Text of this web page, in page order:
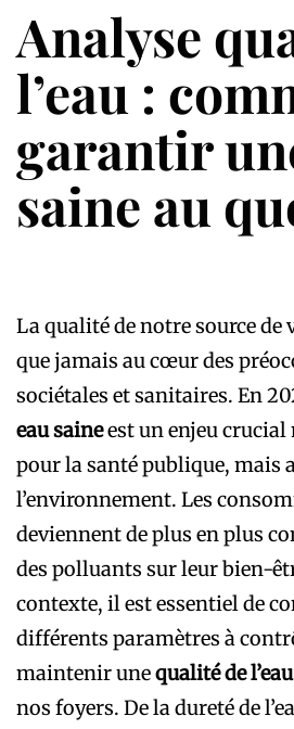
Analyse
l’eau :
garantir
saine au
La qualité de notre source de
que jamais au cœur des
sociétales et sanitaires. En
eau saineest un enjeu crucial
pour la santé publique, mais
l’environnement. Les
deviennent de plus en plus
des polluants sur leur bien-
contexte, il est essentiel de
différents paramètres à
maintenir unequalité de l’eau
nos foyers. De la dureté de